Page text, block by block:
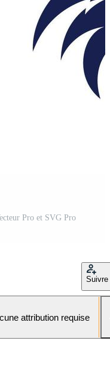
Pro et SVG Pro
Suivre
attribution requise